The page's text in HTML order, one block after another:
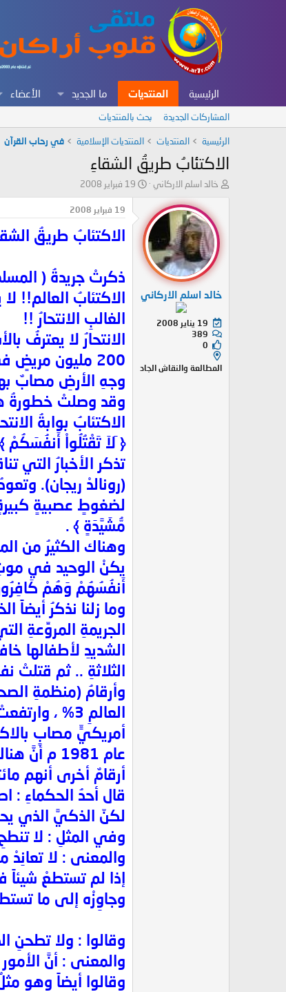
الرئيسية المنتديات ما الجديد الأعضاء
المشاركات الجديدة بحث بالمنتديات
الرئيسية المنتديات المنتديات الإسلامية في رحاب القرآن
الاكتئابُ طريقُ الشقاءِ
ب
ئ
ا
ل
م
و
و
خالد اسلم الاركاني
ت
ي
19 فبراير 2008
خالد اسلم الاركاني
19 يناير 2008
389
0
المطالعة والنقاش الجاد
19 فبراير 2008
الاكتئابُ طريقُ
ذكرتْ جريدةُ ( المسلمون ) عدد 240 في شهرِ صفر سنة 1410هـ ، أنَّ
الاكتئابُ العالم!!
الغالبِ الانتحارُ !!
الانتحارُ لا يعترفُ
200 مليون
وجهِ الأرضِ مصابٌ
وقد وصلتْ خطورةُ
الاكتئابُ بوابةُ
﴿ َلاَ تَقْتُلُواْ أَنفُسَكُمْ
تذكر الأخبارُ التي
(رونالدْ ريجان).
لضغوطٍ عصبيةٍ
مُّشَيَّدَةٍ ﴾ .
وهناك الكثيرُ من
يكنْ الوحيد في موتِ
أَنفُسُهُمْ وَهُمْ
وما زلنا نذكرُ
الجريمةِ المروِّعةِ
الشديدِ لأطفالها
الثلاثةِ .. ثم قتلتْ
أمريكيٍّ مصابٍ
أرقامٌ أخرى أنهم
قال أحدُ الحكماءِ :
لكنّ الذكيَّ الذي
وفي المثلِ : لا
والمعنى : لا تعانِدْ
إذا لم تستطعْ شيئاً
وجاوِزْه إلى ما
وقالوا : ولا تطحنِ
والمعنى : أنَّ
وقالوا أيضاً وهو